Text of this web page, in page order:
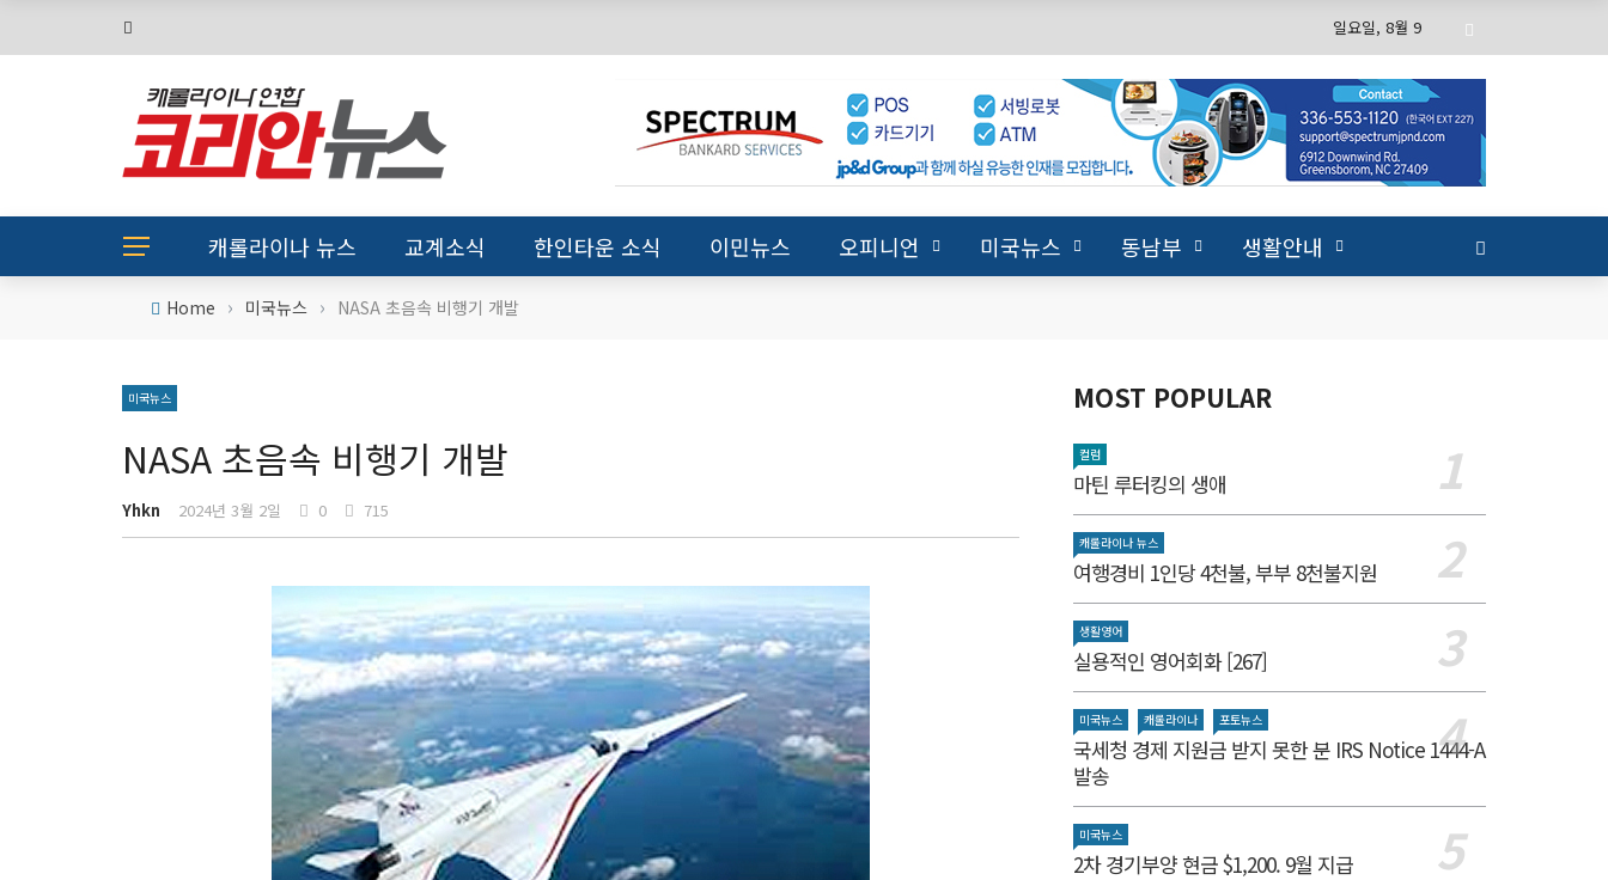
일요일, 8월 9
캐롤라이나 뉴스 교계소식 한인타운 소식 이민뉴스 오피니언 미국뉴스 동남부 생활안내
Home › 미국뉴스 › NASA 초음속 비행기 개발
미국뉴스
NASA 초음속 비행기 개발
Yhkn 2024년 3월 2일 0 715
MOST POPULAR
컬럼
마틴 루터킹의 생애
캐롤라이나 뉴스
여행경비 1인당 4천불, 부부 8천불지원
생활영어
실용적인 영어회화 [267]
미국뉴스 캐롤라이나 포토뉴스
국세청 경제 지원금 받지 못한 분 IRS Notice 1444-A
발송
미국뉴스
2차 경기부양 현금 $1,200. 9월 지급